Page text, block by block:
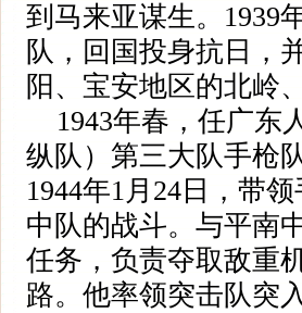
到马来亚谋生。1939
队，回国投身抗日，
阳、宝安地区的北岭
1943年春，任广东
纵队）第三大队手枪
1944年1月24日，带
中队的战斗。与平南
任务，负责夺取敌重
路。他率领突击队突